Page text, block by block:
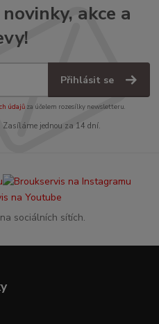
akce a
Přihlásit se
údajůza účelem rozesílky newsletteru.
Zasíláme jednou za 14 dní.
sociálních sítích.